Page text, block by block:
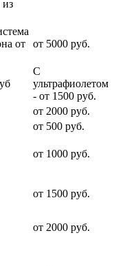
из
от
от 5000 руб.
С
ультрафиолетом
- от 1500 руб.
от 2000 руб.
от 500 руб.
от 1000 руб.
от 1500 руб.
от 2000 руб.